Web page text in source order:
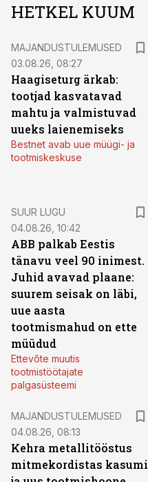
HETKEL KUUM
MAJANDUSTULEMUSED
03.08.26, 08:27
Haagiseturg ärkab:
tootjad kasvatavad
mahtu ja valmistuvad
uueks laienemiseks
Bestnet avab uue müügi- ja
tootmiskeskuse
SUUR LUGU
04.08.26, 10:42
ABB palkab Eestis
tänavu veel 90 inimest.
Juhid avavad plaane:
suurem seisak on läbi,
uue aasta
tootmismahud on ette
müüdud
Ettevõte muutis
tootmistöötajate
palgasüsteemi
MAJANDUSTULEMUSED
04.08.26, 08:13
Kehra metallitööstus
mitmekordistas kasumi